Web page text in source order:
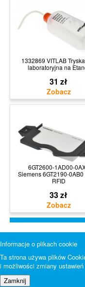
1332869 VITLAB
laboratoryjna na
31 zł
6GT2600-1AD00-
Siemens 6GT2190-0AB0
RFID
33 zł
Informacje o plikach cookie
Ta strona używa plików
i możliwości zmiany